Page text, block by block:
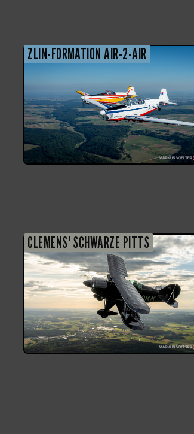
ZLIN-FORMATION AIR-2-AIR
CLEMENS' SCHWARZE PITTS